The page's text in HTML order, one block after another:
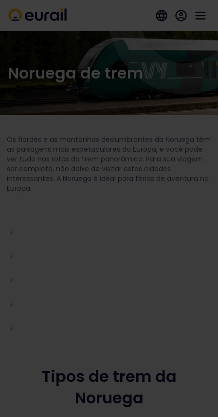
Noruega de trem
Os fiordes e as montanhas deslumbrantes da Noruega têm
as paisagens mais espetaculares da Europa, e você pode
ver tudo nas rotas do trem panorâmico. Para sua viagem
ser completa, não deixe de visitar estas cidades
interessantes. A Noruega é ideal para férias de aventura na
Europa.
Tipos de trem da
Noruega